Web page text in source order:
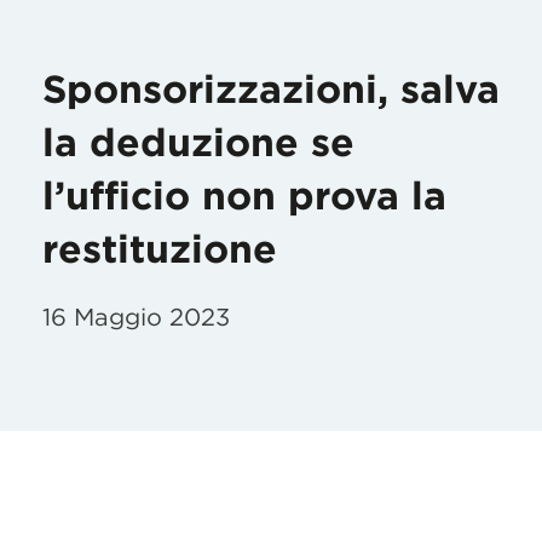
Sponsorizzazioni, salva
la deduzione se
l’ufficio non prova la
restituzione
16 Maggio 2023